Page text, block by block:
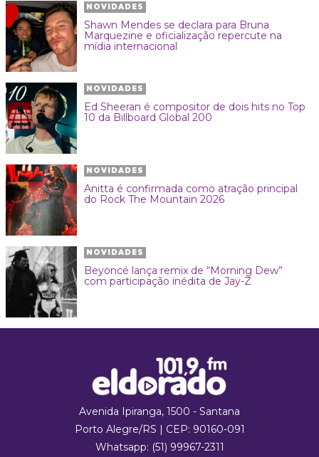
NOVIDADES
Shawn Mendes se declara para Bruna
Marquezine e oficialização repercute na
mídia internacional
NOVIDADES
Ed Sheeran é compositor de dois hits no Top
10 da Billboard Global 200
NOVIDADES
Anitta é confirmada como atração principal
do Rock The Mountain 2026
NOVIDADES
Beyoncé lança remix de “Morning Dew”
com participação inédita de Jay-Z
Avenida Ipiranga, 1500 - Santana
Porto Alegre/RS | CEP: 90160-091
Whatsapp: (51) 99967-2311